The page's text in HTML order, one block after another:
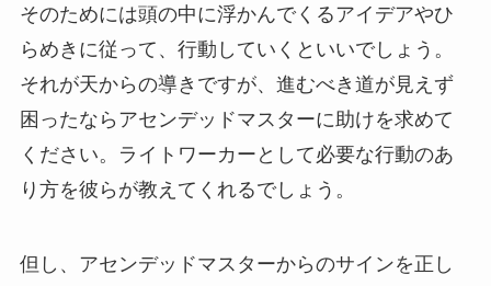
そのためには頭の中に浮かんでくるアイデアやひ
らめきに従って、行動していくといいでしょう。
それが天からの導きですが、進むべき道が見えず
困ったならアセンデッドマスターに助けを求めて
ください。ライトワーカーとして必要な行動のあ
り方を彼らが教えてくれるでしょう。
但し、アセンデッドマスターからのサインを正し